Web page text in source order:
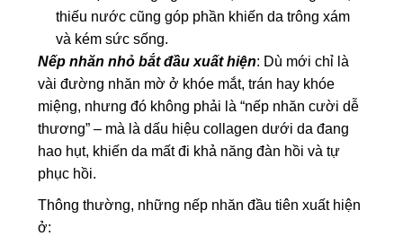
thiếu nước cũng góp phần khiến da trông xám
và kém sức sống.
Nếp nhăn nhỏ bắt đầu xuất hiện: Dù mới chỉ là
vài đường nhăn mờ ở khóe mắt, trán hay khóe
miệng, nhưng đó không phải là “nếp nhăn cười dễ
thương” – mà là dấu hiệu collagen dưới da đang
hao hụt, khiến da mất đi khả năng đàn hồi và tự
phục hồi.
Thông thường, những nếp nhăn đầu tiên xuất hiện
ở: